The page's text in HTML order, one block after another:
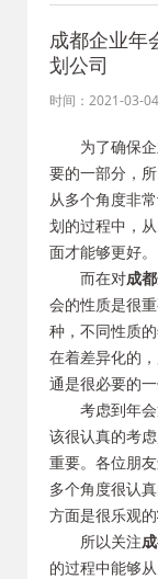
成都企业年
划公司
时间：2021-03-04
为了确保企
要的一部分，
从多个角度非
划的过程中，
面才能够更好。
而在对成
会的性质是很
种，不同性质
在着差异化的
通是很必要的一
考虑到年会
该很认真的考
重要。各位朋
多个角度很认
方面是很乐观的
所以关注
的过程中能够